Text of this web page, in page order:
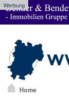
Werbung
Home